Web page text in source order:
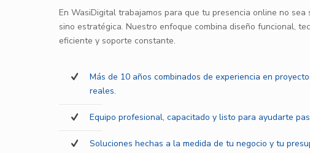
En WasiDigital trabajamos para que tu presencia online no sea
sino estratégica. Nuestro enfoque combina diseño funcional,
eficiente y soporte constante.
Más de 10 años combinados de experiencia en
reales.
Equipo profesional, capacitado y listo para ayudarte
Soluciones hechas a la medida de tu negocio y tu